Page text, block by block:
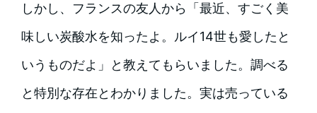
しかし、フランスの友人から「最近、すごく美
味しい炭酸水を知ったよ。ルイ14世も愛したと
いうものだよ」と教えてもらいました。調べる
と特別な存在とわかりました。実は売っている